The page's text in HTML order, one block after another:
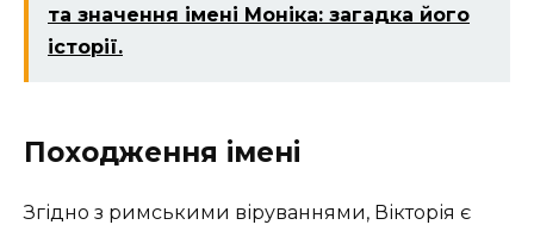
та значення імені Моніка: загадка його
історії.
Походження імені
Згідно з римськими віруваннями, Вікторія є